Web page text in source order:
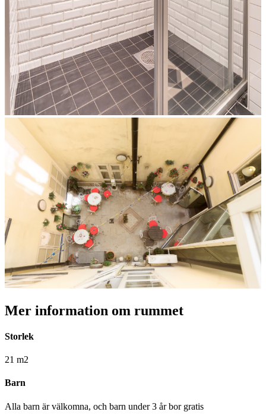
Mer information om rummet
Storlek
21 m2
Barn
Alla barn är välkomna, och barn under 3 år bor gratis